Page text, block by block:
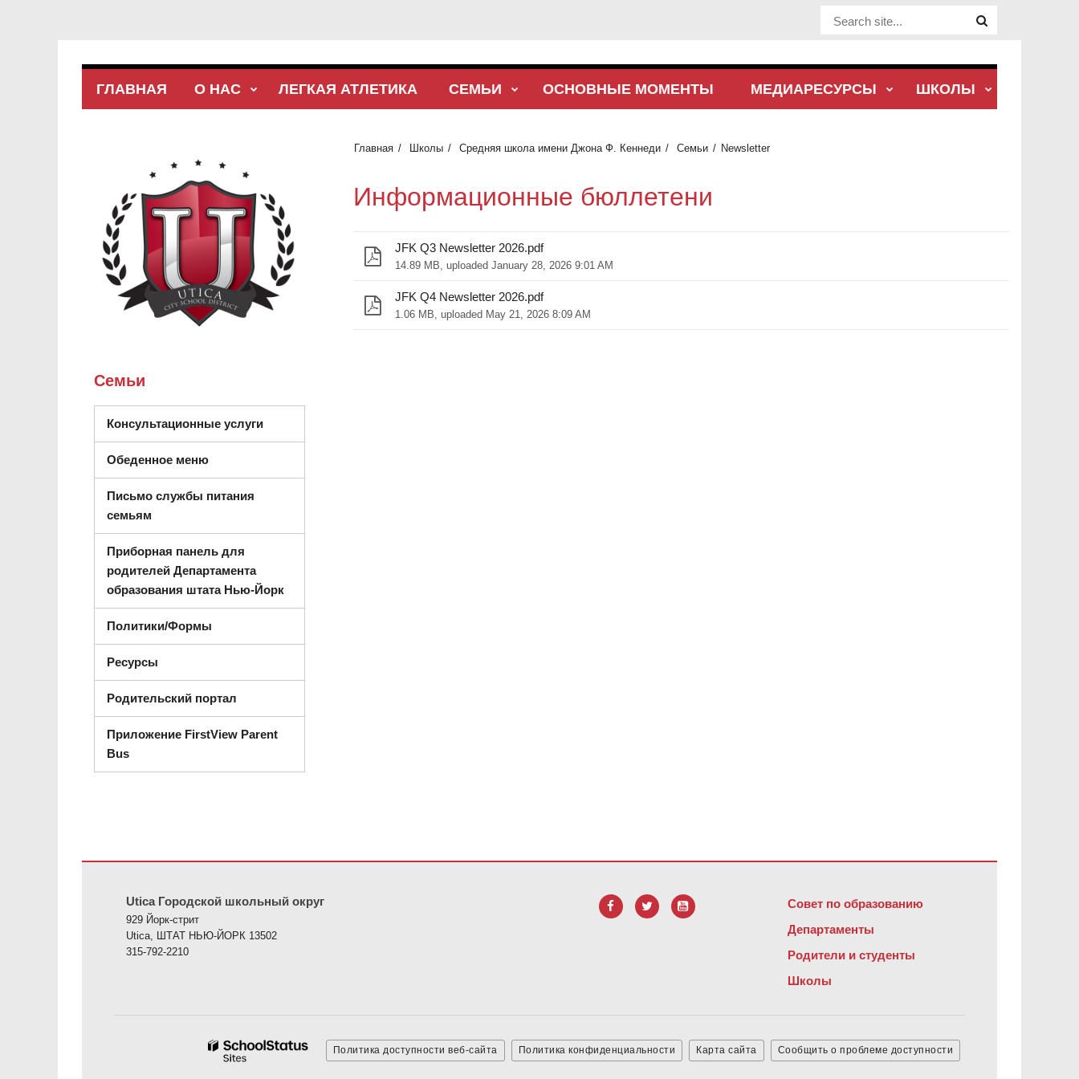
Website Site
ГЛАВНАЯ О НАС ЛЕГКАЯ АТЛЕТИКА СЕМЬИ ОСНОВНЫЕ МОМЕНТЫ МЕДИАРЕСУРСЫ ШКОЛЫ
Главная Школы Средняя школа имени Джона Ф. Кеннеди Семьи Newsletter
Информационные бюллетени
JFK Q3 Newsletter 2026.pdf
14.89 MB, uploaded January 28, 2026 9:01 AM
JFK Q4 Newsletter 2026.pdf
1.06 MB, uploaded May 21, 2026 8:09 AM
Семьи
Консультационные услуги
Обеденное меню
Письмо службы питания
семьям
Приборная панель для
родителей Департамента
образования штата Нью-Йорк(открывается в новом окне)
Политики/Формы
Ресурсы
Родительский портал
Приложение FirstView Parent
Bus
Utica Городской школьный округ
929 Йорк-стрит
Utica, ШТАТ НЬЮ-ЙОРК 13502
315-792-2210
Совет по образованию
Департаменты
Родители и студенты
Школы
Политика доступности веб-сайта Политика конфиденциальности Карта сайта Сообщить о проблеме доступности